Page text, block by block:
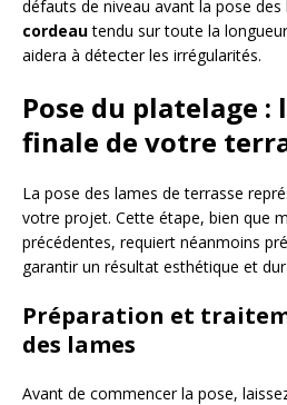
défauts de niveau avant la pose des
cordeautendu sur toute la
aidera à détecter les irrégularités.
Pose du platelage :
finale de votre
La pose des lames de terrasse
votre projet. Cette étape, bien que
précédentes, requiert néanmoins
garantir un résultat esthétique et
Préparation et
des lames
Avant de commencer la pose,